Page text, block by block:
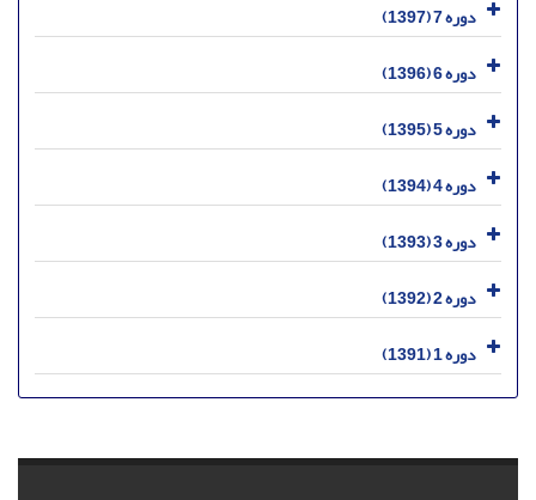
دوره 7 (1397)
دوره 6 (1396)
دوره 5 (1395)
دوره 4 (1394)
دوره 3 (1393)
دوره 2 (1392)
دوره 1 (1391)